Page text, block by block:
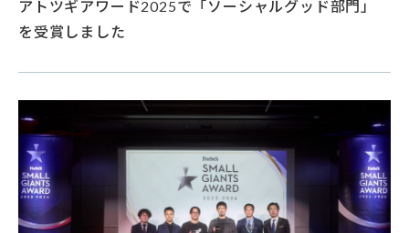
アトツギアワード2025で「ソーシャルグッド部門」
を受賞しました